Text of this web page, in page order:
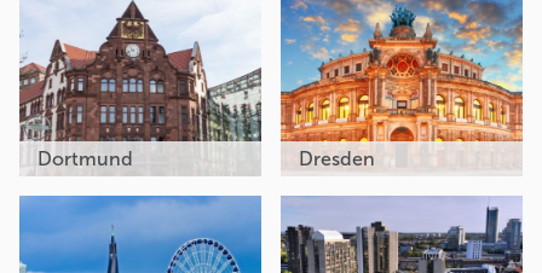
Dortmund Dresden